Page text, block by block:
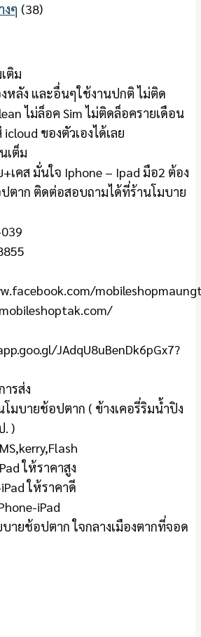
ๆ (38)
ติม
หลัง และอื่นๆใช้งานปกติ ไม่ติด
ไม่ล็อค Sim ไม่ติดล็อครายเดือน
ของตัวเองได้เลย
เต็ม
เคส มั่นใจ Iphone – Ipad มือ2 ต้อง
ตาก ติดต่อสอบถามได้ที่ร้านโมบาย
JAdqU8uBenDk6pGx7?
รส่ง
มบายช้อปตาก ( ข้างเคอรี่ริมน้ำปิง
. )
ให้ราคาสูง
ให้ราคาดี
iPad
ายช้อปตาก ใจกลางเมืองตากที่จอด